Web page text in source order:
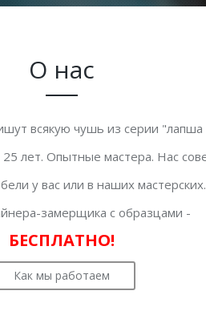
О нас
всякую чушь из серии
лет. Опытные мастера. Нас
у вас или в наших мастерских.
замерщика с образцами -
БЕСПЛАТНО!
Как мы работаем